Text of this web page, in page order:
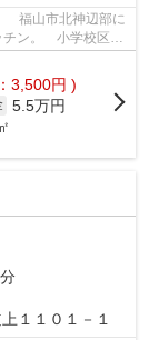
福山市北神辺部に
チン。 小学校区は
3,500円 )
5.5万円
１１０１－１